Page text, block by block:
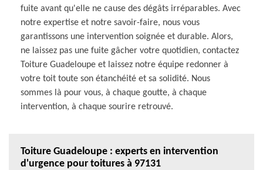
fuite avant qu'elle ne cause des dégâts irréparables. Avec
notre expertise et notre savoir-faire, nous vous
garantissons une intervention soignée et durable. Alors,
ne laissez pas une fuite gâcher votre quotidien, contactez
Toiture Guadeloupe et laissez notre équipe redonner à
votre toit toute son étanchéité et sa solidité. Nous
sommes là pour vous, à chaque goutte, à chaque
intervention, à chaque sourire retrouvé.
Toiture Guadeloupe : experts en intervention
d'urgence pour toitures à 97131